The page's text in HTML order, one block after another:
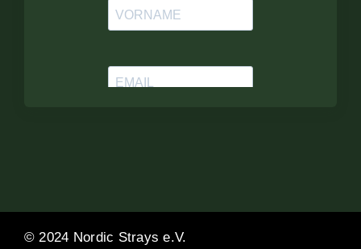
© 2024 Nordic Strays e.V.